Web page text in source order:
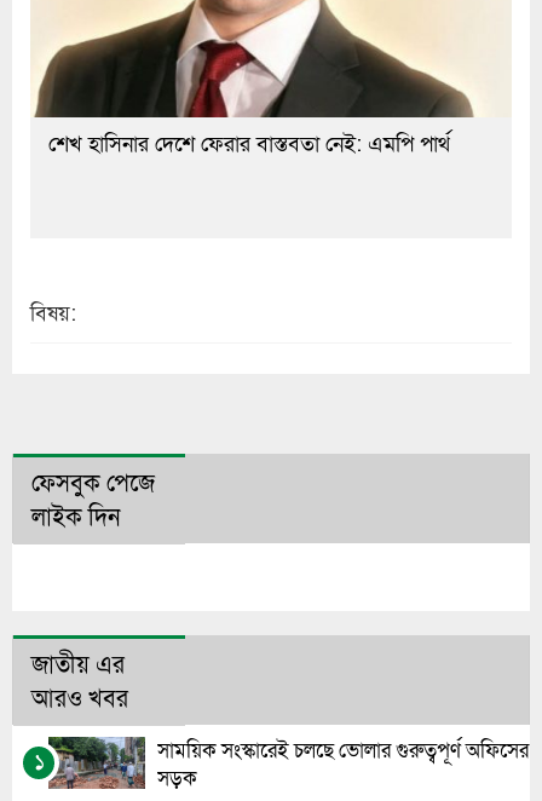
শেখ হাসিনার দেশে ফেরার বাস্তবতা নেই: এমপি পার্থ
বিষয়:
ফেসবুক পেজে
লাইক দিন
জাতীয় এর
আরও খবর
১
সাময়িক সংস্কারেই চলছে ভোলার গুরুত্বপূর্ণ অফিসের
সড়ক